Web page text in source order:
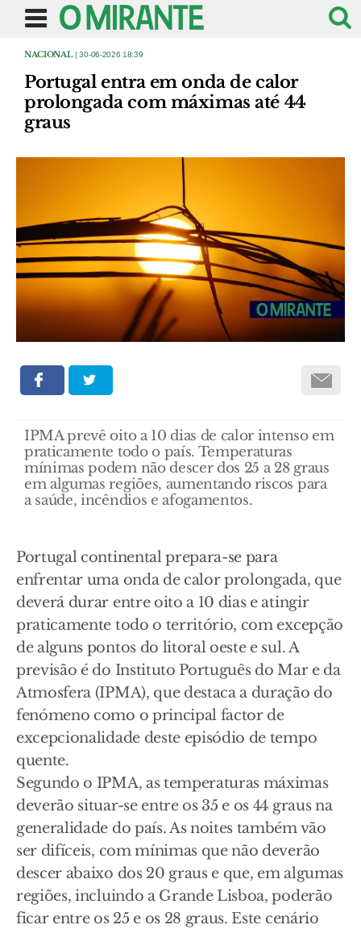
NACIONAL| 30-06-2026 18:39
Portugal entra em onda de calor
prolongada com máximas até 44
graus
IPMA prevê oito a 10 dias de calor intenso em
praticamente todo o país. Temperaturas
mínimas podem não descer dos 25 a 28 graus
em algumas regiões, aumentando riscos para
a saúde, incêndios e afogamentos.
Portugal continental prepara-se para
enfrentar uma onda de calor prolongada, que
deverá durar entre oito a 10 dias e atingir
praticamente todo o território, com excepção
de alguns pontos do litoral oeste e sul. A
previsão é do Instituto Português do Mar e da
Atmosfera (IPMA), que destaca a duração do
fenómeno como o principal factor de
excepcionalidade deste episódio de tempo
quente.
Segundo o IPMA, as temperaturas máximas
deverão situar-se entre os 35 e os 44 graus na
generalidade do país. As noites também vão
ser difíceis, com mínimas que não deverão
descer abaixo dos 20 graus e que, em algumas
regiões, incluindo a Grande Lisboa, poderão
ficar entre os 25 e os 28 graus. Este cenário